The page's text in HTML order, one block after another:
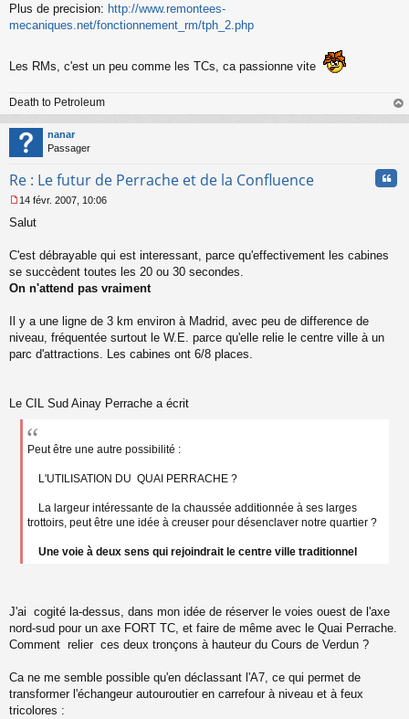
Plus de precision: http://www.remontees-
mecaniques.net/fonctionnement_rm/tph_2.php
Les RMs, c'est un peu comme les TCs, ca passionne vite
Death to Petroleum
au
nanar
Passager
Re : Le futur de Perrache et de la Confluence
e
s
g
e
o
n
u
14 févr. 2007, 10:06
Salut
C'est débrayable qui est interessant, parce qu'effectivement les cabines
se succèdent toutes les 20 ou 30 secondes.
On n'attend pas vraiment
Il y a une ligne de 3 km environ à Madrid, avec peu de difference de
niveau, fréquentée surtout le W.E. parce qu'elle relie le centre ville à un
parc d'attractions. Les cabines ont 6/8 places.
Le CIL Sud Ainay Perrache a écrit
Peut être une autre possibilité :
L'UTILISATION DU QUAI PERRACHE ?
La largeur intéressante de la chaussée additionnée à ses larges
trottoirs, peut être une idée à creuser pour désenclaver notre quartier ?
Une voie à deux sens qui rejoindrait le centre ville traditionnel
J'ai cogité la-dessus, dans mon idée de réserver le voies ouest de l'axe
nord-sud pour un axe FORT TC, et faire de même avec le Quai Perrache.
Comment relier ces deux tronçons à hauteur du Cours de Verdun ?
Ca ne me semble possible qu'en déclassant l'A7, ce qui permet de
transformer l'échangeur autouroutier en carrefour à niveau et à feux
tricolores :